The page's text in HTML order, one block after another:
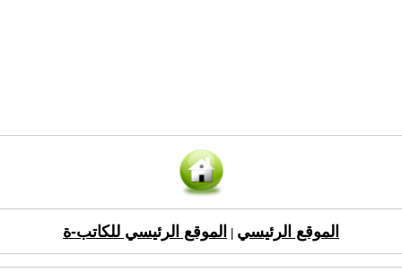
الموقع الرئيسي الموقع الرئيسي للكاتب-ة